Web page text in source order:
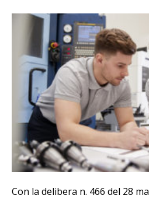
Con la delibera n. 466 del 28